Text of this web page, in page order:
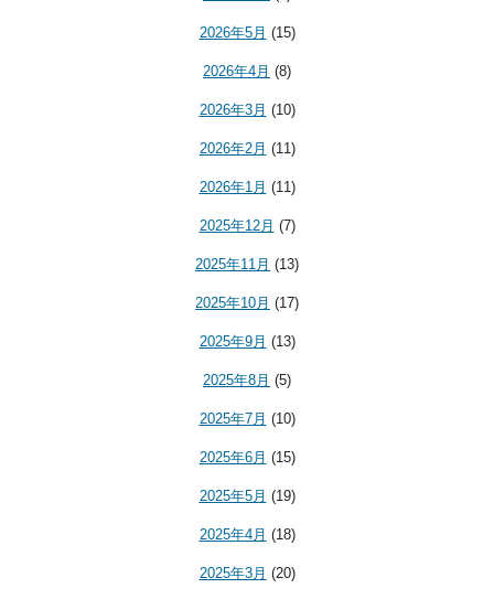
2026年5月 (15)
2026年4月 (8)
2026年3月 (10)
2026年2月 (11)
2026年1月 (11)
2025年12月 (7)
2025年11月 (13)
2025年10月 (17)
2025年9月 (13)
2025年8月 (5)
2025年7月 (10)
2025年6月 (15)
2025年5月 (19)
2025年4月 (18)
2025年3月 (20)